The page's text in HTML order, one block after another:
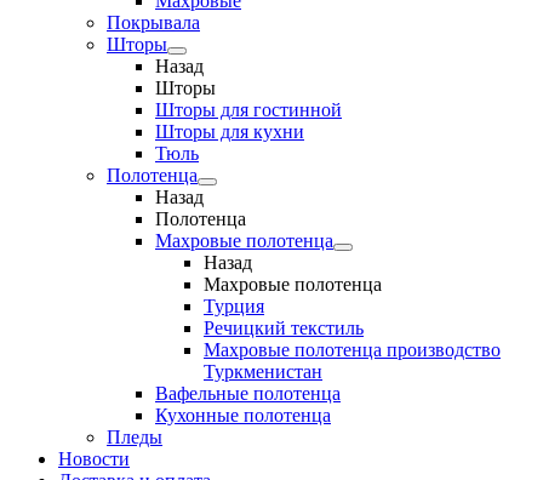
Покрывала
Шторы
Назад
Шторы
Шторы для гостинной
Шторы для кухни
Тюль
Полотенца
Назад
Полотенца
Махровые полотенца
Назад
Махровые полотенца
Турция
Речицкий текстиль
Махровые полотенца производство
Туркменистан
Вафельные полотенца
Кухонные полотенца
Пледы
Новости